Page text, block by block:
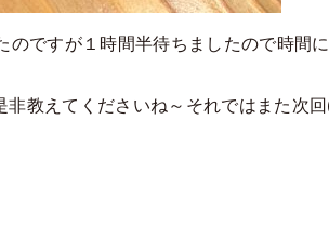
のですが１時間半待ちましたので時間
非教えてくださいね～それではまた次